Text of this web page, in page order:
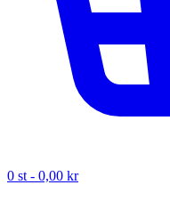
0 st - 0,00 kr